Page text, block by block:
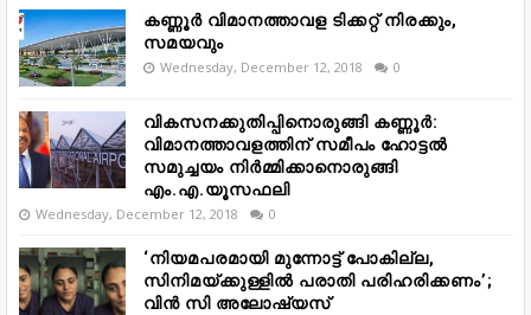
കണ്ണൂർ വിമാനത്താവള ടിക്കറ്റ് നിരക്കും,
സമയവും
Wednesday, December 12, 2018 0
വികസനക്കുതിപ്പിനൊരുങ്ങി കണ്ണൂർ:
വിമാനത്താവളത്തിന് സമീപം ഹോട്ടൽ
സമുച്ചയം നിർമ്മിക്കാനൊരുങ്ങി
എം.എ.യൂസഫലി
Wednesday, December 12, 2018 0
‘നിയമപരമായി മുന്നോട്ട് പോകില്ല,
സിനിമയ്ക്കുള്ളിൽ പരാതി പരിഹരിക്കണം’;
വിൻ സി അലോഷ്യസ്